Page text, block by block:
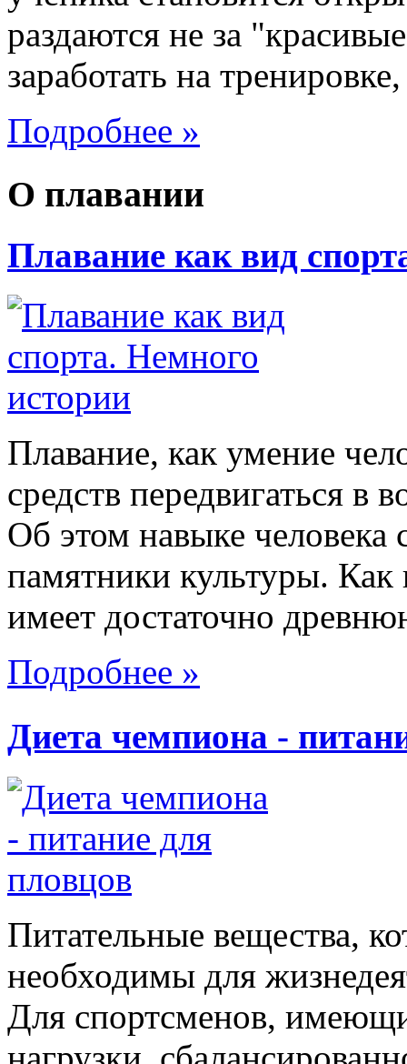
раздаются не за
заработать на
Подробнее »
О плавании
Плавание как вид
Плавание, как умение
средств передвигаться в
Об этом навыке
памятники культуры. Как
имеет достаточно
Подробнее »
Диета чемпиона -
Питательные вещества,
необходимы для
Для спортсменов,